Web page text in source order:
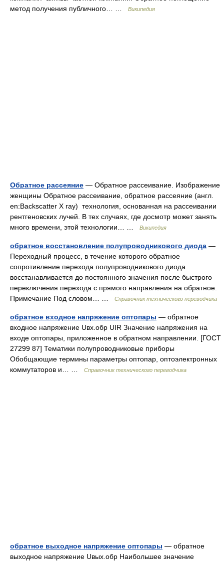
метод получения публичного… …
Википедия
Обратное рассеяние — Обратное рассеивание. Изображение
женщины Обратное рассеивание, обратное рассеяние (англ.
en:Backscatter X ray) технология, основанная на рассеивании
рентгеновских лучей. В тех случаях, где досмотр может занять
много времени, этой технологии… …
Википедия
обратное восстановление полупроводникового диода —
Переходный процесс, в течение которого обратное
сопротивление перехода полупроводникового диода
восстанавливается до постоянного значения после быстрого
переключения перехода с прямого направления на обратное.
Примечание Под словом… …
Справочник технического переводчика
обратное входное напряжение оптопары — обратное
входное напряжение Uвх.обр UIR Значение напряжения на
входе оптопары, приложенное в обратном направлении. [ГОСТ
27299 87] Тематики полупроводниковые приборы
Обобщающие термины параметры оптопар, оптоэлектронных
коммутаторов и… …
Справочник технического переводчика
обратное выходное напряжение оптопары — обратное
выходное напряжение Uвых.обр Наибольшее значение